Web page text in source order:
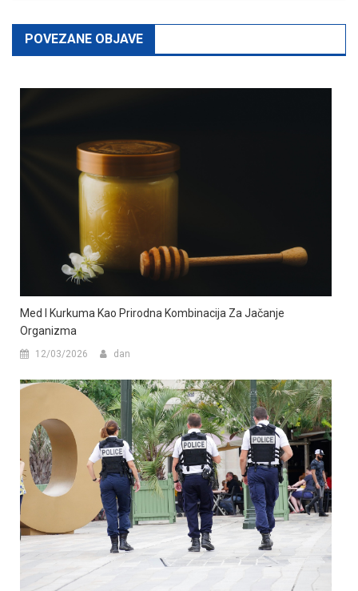
POVEZANE OBJAVE
Med I Kurkuma Kao Prirodna Kombinacija Za Jačanje
Organizma
12/03/2026 dan